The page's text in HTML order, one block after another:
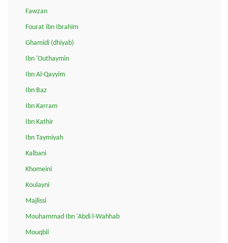
Fawzan
Fourat ibn Ibrahim
Ghamidi (dhiyab)
Ibn 'Outhaymin
Ibn Al-Qayyim
Ibn Baz
Ibn Karram
Ibn Kathir
Ibn Taymiyah
Kalbani
Khomeini
Koulayni
Majlissi
Mouhammad Ibn 'Abdi l-Wahhab
Mouqbil